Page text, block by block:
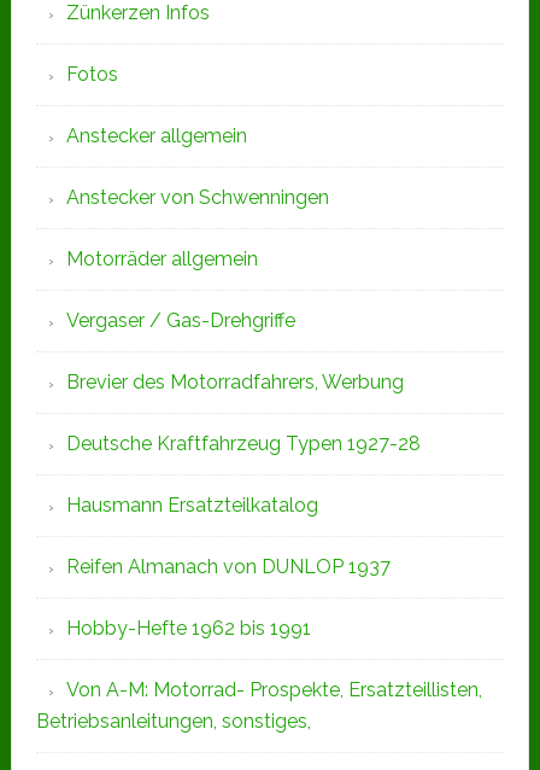
Zünkerzen Infos
Fotos
Anstecker allgemein
Anstecker von Schwenningen
Motorräder allgemein
Vergaser / Gas-Drehgriffe
Brevier des Motorradfahrers, Werbung
Deutsche Kraftfahrzeug Typen 1927-28
Hausmann Ersatzteilkatalog
Reifen Almanach von DUNLOP 1937
Hobby-Hefte 1962 bis 1991
Von A-M: Motorrad- Prospekte, Ersatzteillisten,
Betriebsanleitungen, sonstiges,